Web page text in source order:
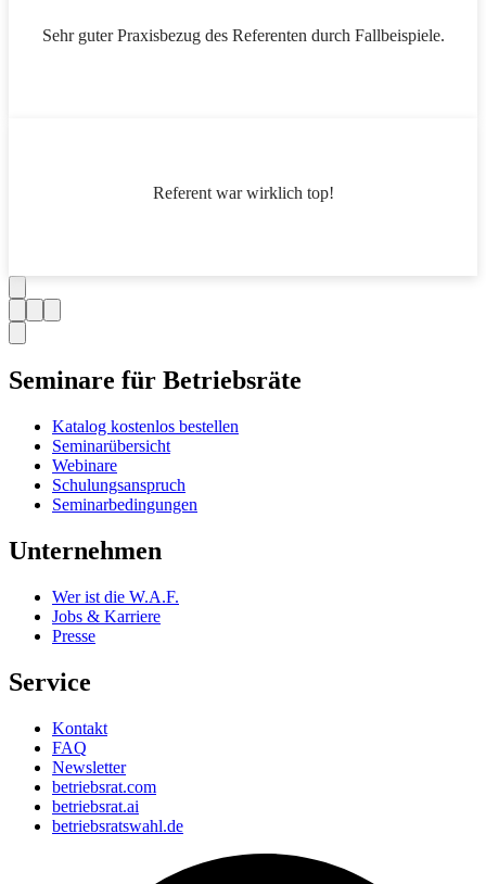
Sehr guter Praxisbezug des Referenten durch Fallbeispiele.
Referent war wirklich top!
Seminare für Betriebsräte
Katalog kostenlos bestellen
Seminarübersicht
Webinare
Schulungsanspruch
Seminarbedingungen
Unternehmen
Wer ist die W.A.F.
Jobs & Karriere
Presse
Service
Kontakt
FAQ
Newsletter
betriebsrat.com
betriebsrat.ai
betriebsratswahl.de